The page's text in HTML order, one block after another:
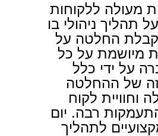
מעולה ללקוחות
תהליך ניהולי בו
החלטה על
מיושמת על כל
על ידי כלל
זה של ההחלטה
וחוויית לקוח
רבה. יום
לתהליך